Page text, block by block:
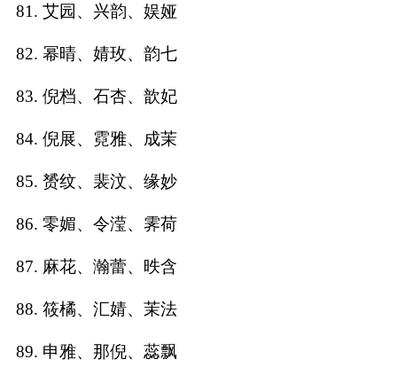
81. 艾园、兴韵、娱娅
82. 幂晴、婧玫、韵七
83. 倪档、石杏、歆妃
84. 倪展、霓雅、成茉
85. 赟纹、裴汶、缘妙
86. 零媚、令滢、霁荷
87. 麻花、瀚蕾、昳含
88. 筱橘、汇婧、茉法
89. 申雅、那倪、蕊飘